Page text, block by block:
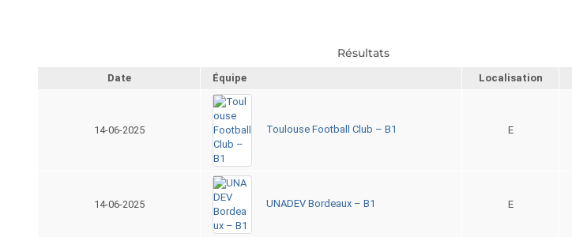
Résultats
Date Équipe Localisation
14-06-2025 Toulouse Football Club – B1 E
14-06-2025 UNADEV Bordeaux – B1 E